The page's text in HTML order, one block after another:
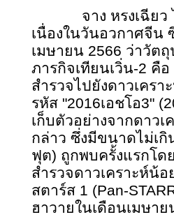
จาง หรงเฉียว ไ
เนื่องในวันอวกาศจีน
เมษายน 2566 ว่าวัต
ภารกิจเทียนเวิ่น-2 คื
สำรวจไปยังดาวเครา
รหัส "2016เอชโอ3"
เก็บตัวอย่างจากดาวเ
กล่าว ซึ่งมีขนาดไม่เกิ
ฟุต) ถูกพบครั้งแรกโด
สำรวจดาวเคราะห์น้
สตาร์ส 1 (Pan-
ฮาวายในเดือนเมษา